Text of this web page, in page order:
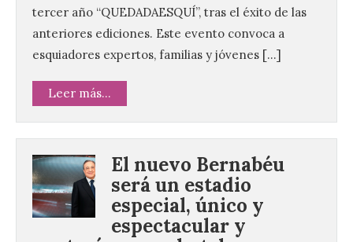
tercer año “QUEDADAESQUÍ”, tras el éxito de las
anteriores ediciones. Este evento convoca a
esquiadores expertos, familias y jóvenes […]
Leer más...
El nuevo Bernabéu
será un estadio
especial, único y
espectacular y